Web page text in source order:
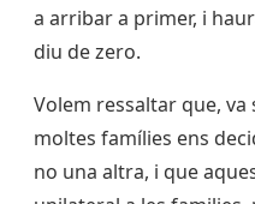
a arribar a primer, i
diu de zero.
Volem ressaltar que,
moltes famílies ens
no una altra, i que